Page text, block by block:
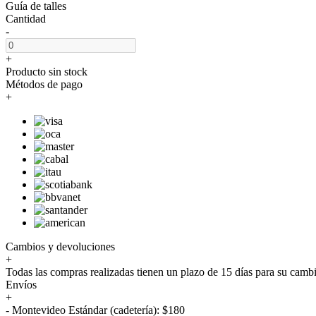
Guía de talles
Cantidad
-
+
Producto sin stock
Métodos de pago
+
Cambios y devoluciones
+
Todas las compras realizadas tienen un plazo de 15 días para su
Envíos
+
- Montevideo Estándar (cadetería): $180